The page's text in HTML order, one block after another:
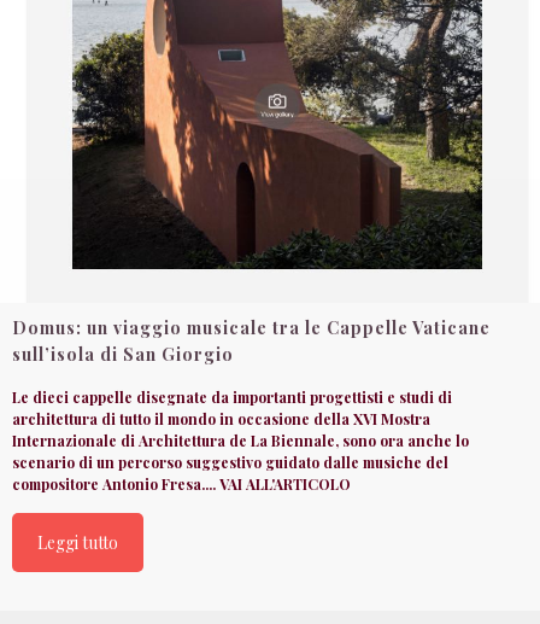
Domus: un viaggio musicale tra le Cappelle Vaticane
sull’isola di San Giorgio
Le dieci cappelle disegnate da importanti progettisti e studi di
architettura di tutto il mondo in occasione della XVI Mostra
Internazionale di Architettura de La Biennale, sono ora anche lo
scenario di un percorso suggestivo guidato dalle musiche del
compositore Antonio Fresa.... VAI ALL'ARTICOLO
Leggi tutto